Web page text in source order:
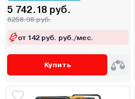
5 742.18 руб.
6258.98 руб.
от 142 руб. руб./мес.
Купить